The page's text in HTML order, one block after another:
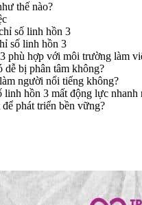
thế nào?
số linh hồn 3
số linh hồn 3
phù hợp với môi trường làm
bị phân tâm không?
người nổi tiếng không?
hồn 3 mất động lực nhanh
phát triển bền vững?